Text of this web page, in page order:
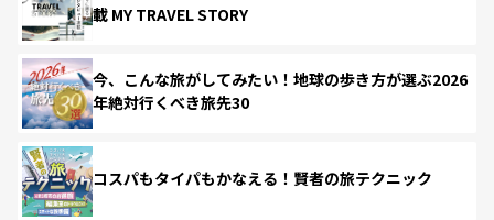
載 MY TRAVEL STORY
今、こんな旅がしてみたい！地球の歩き方が選ぶ2026
年絶対行くべき旅先30
コスパもタイパもかなえる！賢者の旅テクニック